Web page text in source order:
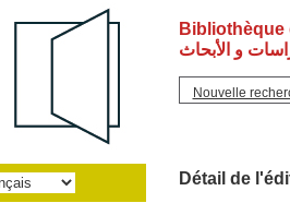
Bibliothèque
و الأبحاث
Nouvelle
Détail de